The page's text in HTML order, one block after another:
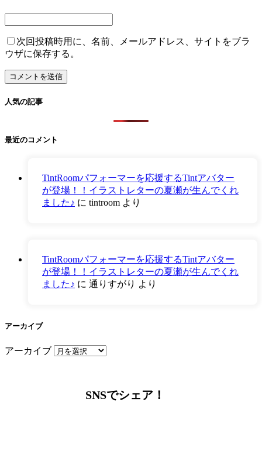
次回投稿時用に、名前、メールアドレス、サイトをブラ
ウザに保存する。
人気の記事
最近のコメント
TintRoomパフォーマーを応援するTintアバター
が登場！！イラストレターの夏瀬が生んでくれ
ました♪ に tintroom より
TintRoomパフォーマーを応援するTintアバター
が登場！！イラストレターの夏瀬が生んでくれ
ました♪ に 通りすがり より
アーカイブ
アーカイブ
SNSでシェア！